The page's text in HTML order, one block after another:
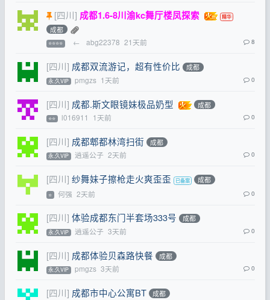
[四川] 成都1.6-8川渝kc舞厅楼凤探索
成都
⭐⭐⭐⭐ ← abg22378 21天前 8
[四川] 成都双流游记，超有性价比 成都
永.久VIP pmgzs 1天前 0
[四川] 成都.斯文眼镜妹极品奶型 成都
⭐⭐ l016911 1天前 0
[四川] 成都郫都林湾扫街 成都
永.久VIP 逍遥公子 2天前 0
[四川] 纱舞妹子擦枪走火爽歪歪 成都
⭐ 何强 2天前 0
[四川] 体验成都东门半套场333号 成都
永.久VIP 逍遥公子 3天前 0
[四川] 成都体验贝森路快餐 成都
永.久VIP pmgzs 3天前 0
[四川] 成都市中心公寓BT 成都